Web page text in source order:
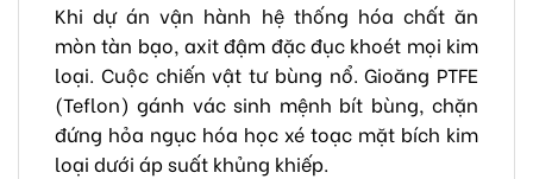
Khi dự án vận hành hệ thống hóa chất ăn
mòn tàn bạo, axit đậm đặc đục khoét mọi kim
loại. Cuộc chiến vật tư bùng nổ. Gioăng PTFE
(Teflon) gánh vác sinh mệnh bít bùng, chặn
đứng hỏa ngục hóa học xé toạc mặt bích kim
loại dưới áp suất khủng khiếp.